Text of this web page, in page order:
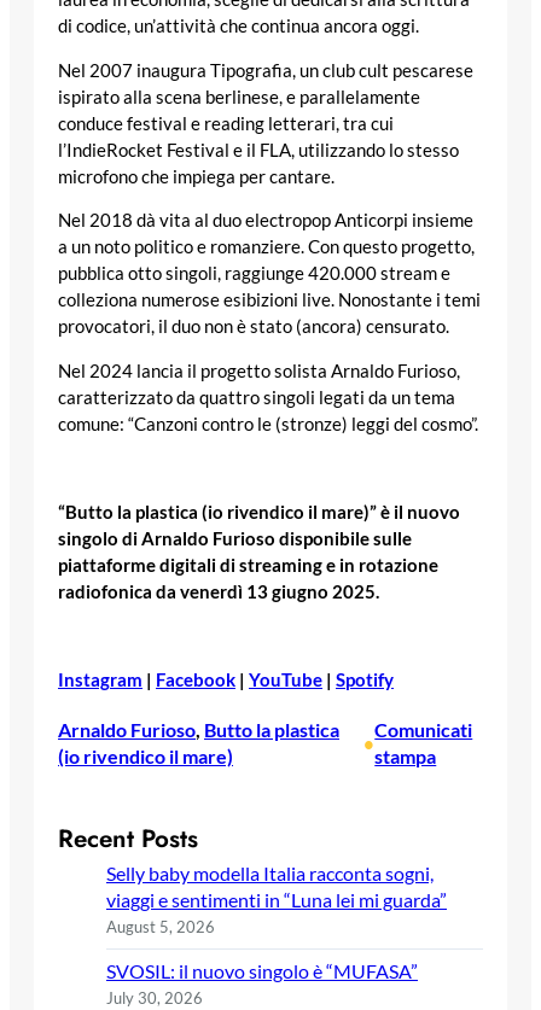
di codice, un’attività che continua ancora oggi.
Nel 2007 inaugura Tipografia, un club cult pescarese
ispirato alla scena berlinese, e parallelamente
conduce festival e reading letterari, tra cui
l’IndieRocket Festival e il FLA, utilizzando lo stesso
microfono che impiega per cantare.
Nel 2018 dà vita al duo electropop Anticorpi insieme
a un noto politico e romanziere. Con questo progetto,
pubblica otto singoli, raggiunge 420.000 stream e
colleziona numerose esibizioni live. Nonostante i temi
provocatori, il duo non è stato (ancora) censurato.
Nel 2024 lancia il progetto solista Arnaldo Furioso,
caratterizzato da quattro singoli legati da un tema
comune: “Canzoni contro le (stronze) leggi del cosmo”.
“Butto la plastica (io rivendico il mare)” è il nuovo
singolo di Arnaldo Furioso disponibile sulle
piattaforme digitali di streaming e in rotazione
radiofonica da venerdì 13 giugno 2025.
Instagram | Facebook | YouTube | Spotify
Arnaldo Furioso Butto la plastica
(io rivendico il mare)
•
Comunicati
stampa
Recent Posts
Selly baby modella Italia racconta sogni,
viaggi e sentimenti in “Luna lei mi guarda”
August 5, 2026
SVOSIL: il nuovo singolo è “MUFASA”
July 30, 2026